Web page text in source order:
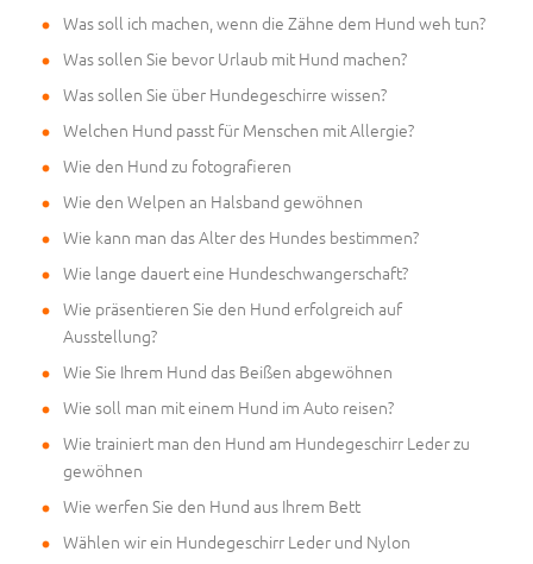
Was soll ich machen, wenn die Zähne dem Hund weh tun?
Was sollen Sie bevor Urlaub mit Hund machen?
Was sollen Sie über Hundegeschirre wissen?
Welchen Hund passt für Menschen mit Allergie?
Wie den Hund zu fotografieren
Wie den Welpen an Halsband gewöhnen
Wie kann man das Alter des Hundes bestimmen?
Wie lange dauert eine Hundeschwangerschaft?
Wie präsentieren Sie den Hund erfolgreich auf
Ausstellung?
Wie Sie Ihrem Hund das Beißen abgewöhnen
Wie soll man mit einem Hund im Auto reisen?
Wie trainiert man den Hund am Hundegeschirr Leder zu
gewöhnen
Wie werfen Sie den Hund aus Ihrem Bett
Wählen wir ein Hundegeschirr Leder und Nylon